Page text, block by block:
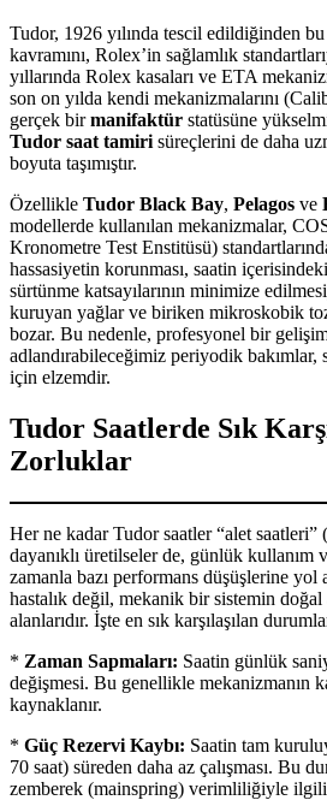
Tudor, 1926 yılında tescil edildiğinden
kavramını, Rolex’in sağlamlık
yıllarında Rolex kasaları ve ETA
son on yılda kendi mekanizmalarını
gerçek birmanifaktür statüsüne
Tudor saat tamiri süreçlerini de daha
boyuta taşımıştır.
Özellikle Tudor Black Bay, Pelagos ve
modellerde kullanılan mekanizmalar,
Kronometre Test Enstitüsü)
hassasiyetin korunması, saatin
sürtünme katsayılarının minimize
kuruyan yağlar ve biriken mikroskobik
bozar. Bu nedenle, profesyonel bir
adlandırabileceğimiz periyodik bakımlar,
için elzemdir.
Tudor Saatlerde Sık
Zorluklar
Her ne kadar Tudor saatler “alet
dayanıklı üretilseler de, günlük kullanım
zamanla bazı performans düşüşlerine
hastalık değil, mekanik bir sistemin doğal
alanlarıdır. İşte en sık karşılaşılan
* Zaman Sapmaları: Saatin günlük
değişmesi. Bu genellikle mekanizmanın
kaynaklanır.
* Güç Rezervi Kaybı: Saatin tam
70 saat) süreden daha az çalışması. Bu
zemberek (mainspring) verimliliğiyle